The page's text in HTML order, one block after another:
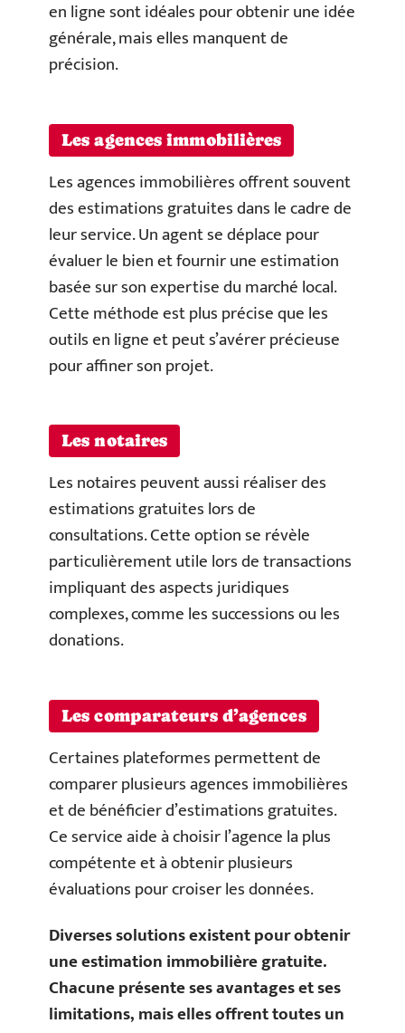
en ligne sont idéales pour obtenir une idée
générale, mais elles manquent de
précision.
Les agences immobilières
Les agences immobilières offrent souvent
des estimations gratuites dans le cadre de
leur service. Un agent se déplace pour
évaluer le bien et fournir une estimation
basée sur son expertise du marché local.
Cette méthode est plus précise que les
outils en ligne et peut s’avérer précieuse
pour affiner son projet.
Les notaires
Les notaires peuvent aussi réaliser des
estimations gratuites lors de
consultations. Cette option se révèle
particulièrement utile lors de transactions
impliquant des aspects juridiques
complexes, comme les successions ou les
donations.
Les comparateurs d’agences
Certaines plateformes permettent de
comparer plusieurs agences immobilières
et de bénéficier d’estimations gratuites.
Ce service aide à choisir l’agence la plus
compétente et à obtenir plusieurs
évaluations pour croiser les données.
Diverses solutions existent pour obtenir
une estimation immobilière gratuite.
Chacune présente ses avantages et ses
limitations, mais elles offrent toutes un